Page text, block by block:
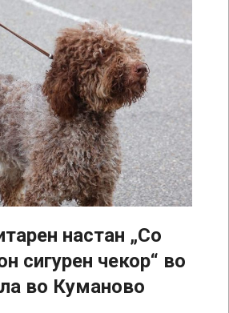
настан „Со
сигурен чекор“ во
во Куманово